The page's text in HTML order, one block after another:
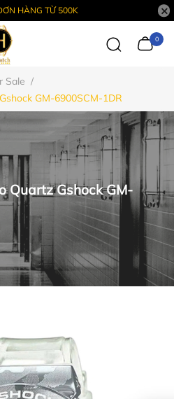
HÀNG TỪ 500K
0
Sale /
GM-6900SCM-1DR
Quartz Gshock GM-